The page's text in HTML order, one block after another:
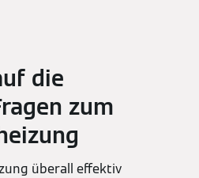
die
zum
überall effektiv